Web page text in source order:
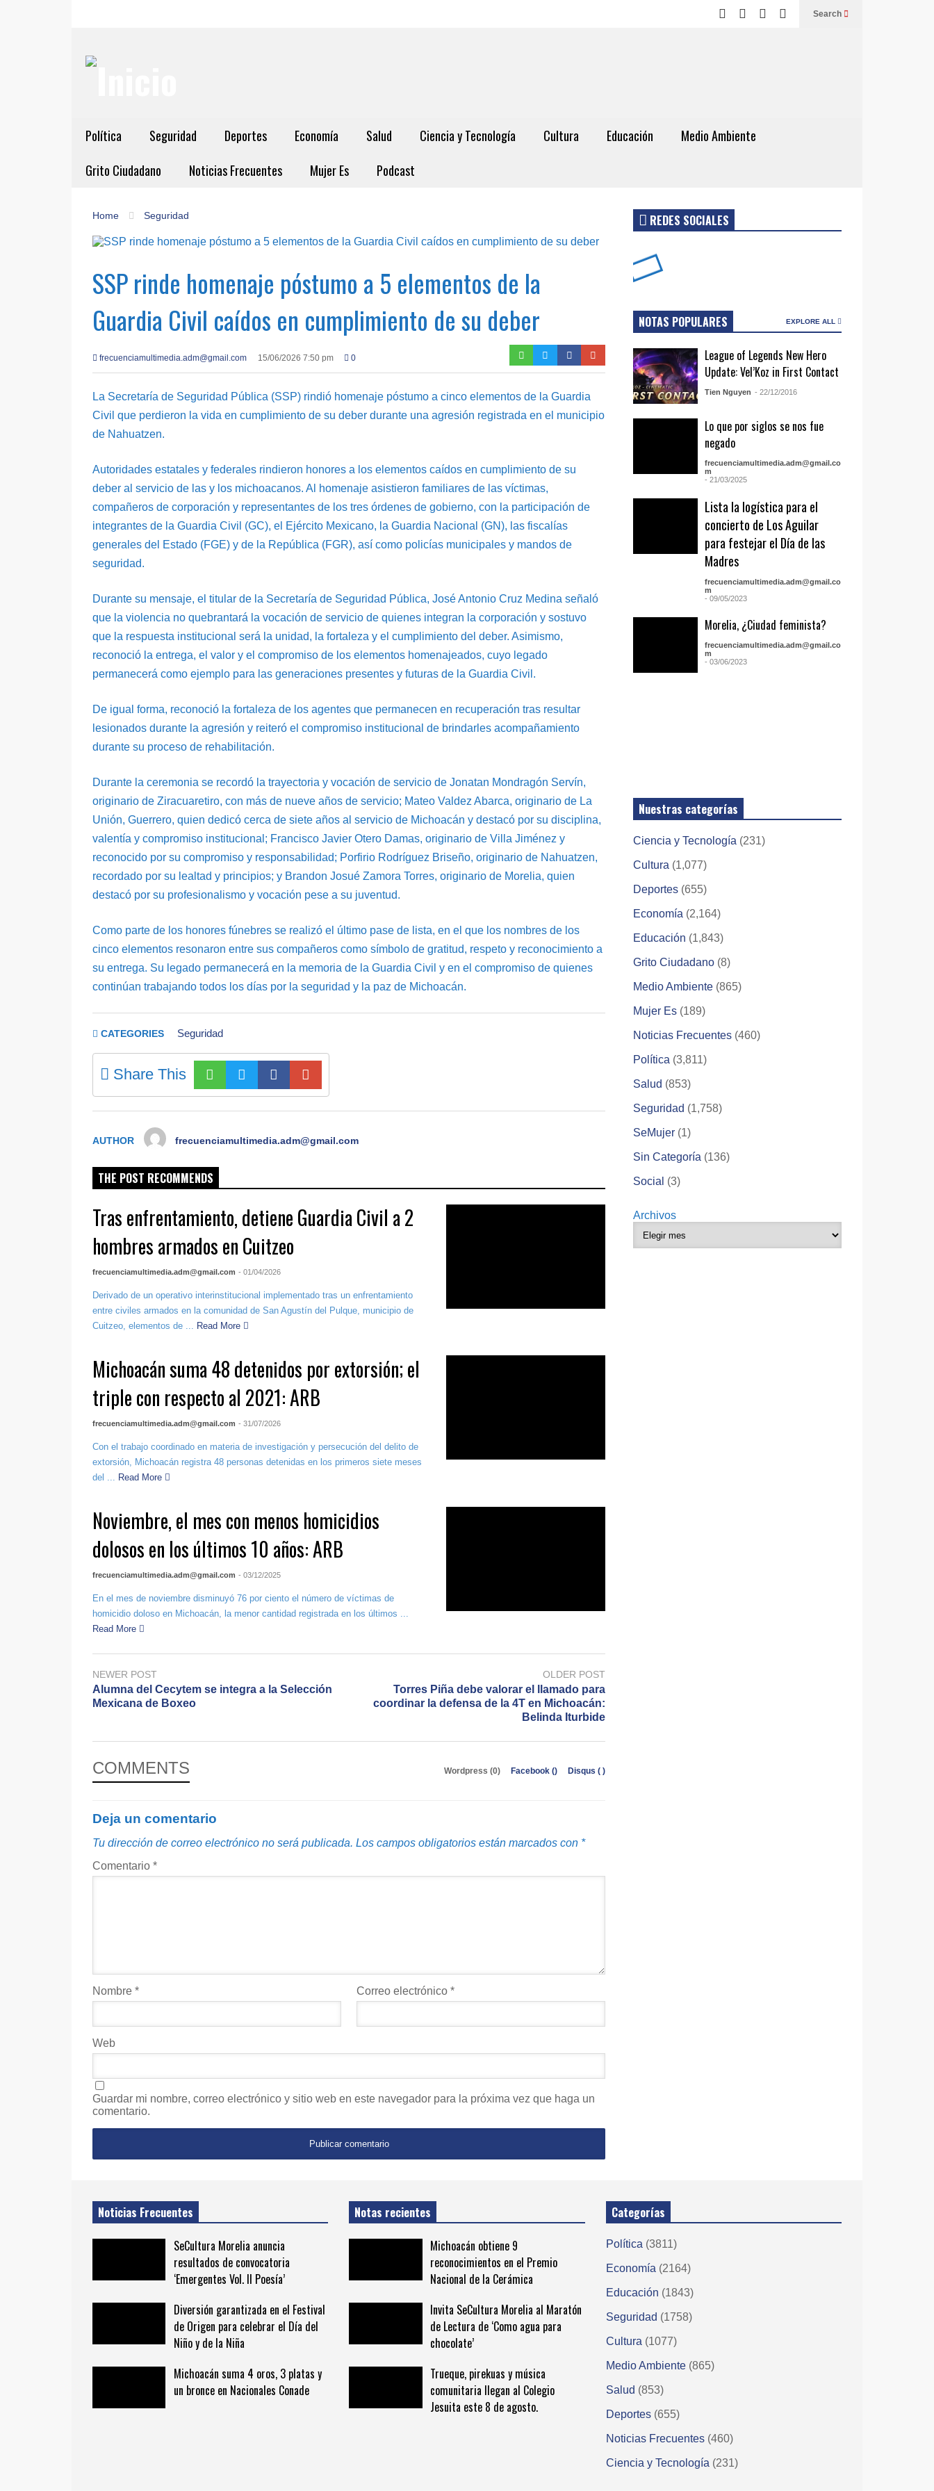
Search
Política Seguridad Deportes Economía Salud Ciencia y Tecnología Cultura Educación
Medio Ambiente
Grito Ciudadano
Noticias Frecuentes Mujer Es Podcast
Home Seguridad
SSP rinde homenaje póstumo a 5 elementos de la
Guardia Civil caídos en cumplimiento de su deber
frecuenciamultimedia.adm@gmail.com 15/06/2026 7:50 pm 0
La Secretaría de Seguridad Pública (SSP) rindió homenaje póstumo a cinco elementos de la Guardia
Civil que perdieron la vida en cumplimiento de su deber durante una agresión registrada en el municipio
de Nahuatzen.
Autoridades estatales y federales rindieron honores a los elementos caídos en cumplimiento de su
deber al servicio de las y los michoacanos. Al homenaje asistieron familiares de las víctimas,
compañeros de corporación y representantes de los tres órdenes de gobierno, con la participación de
integrantes de la Guardia Civil (GC), el Ejército Mexicano, la Guardia Nacional (GN), las fiscalías
generales del Estado (FGE) y de la República (FGR), así como policías municipales y mandos de
seguridad.
Durante su mensaje, el titular de la Secretaría de Seguridad Pública, José Antonio Cruz Medina señaló
que la violencia no quebrantará la vocación de servicio de quienes integran la corporación y sostuvo
que la respuesta institucional será la unidad, la fortaleza y el cumplimiento del deber. Asimismo,
reconoció la entrega, el valor y el compromiso de los elementos homenajeados, cuyo legado
permanecerá como ejemplo para las generaciones presentes y futuras de la Guardia Civil.
De igual forma, reconoció la fortaleza de los agentes que permanecen en recuperación tras resultar
lesionados durante la agresión y reiteró el compromiso institucional de brindarles acompañamiento
durante su proceso de rehabilitación.
Durante la ceremonia se recordó la trayectoria y vocación de servicio de Jonatan Mondragón Servín,
originario de Ziracuaretiro, con más de nueve años de servicio; Mateo Valdez Abarca, originario de La
Unión, Guerrero, quien dedicó cerca de siete años al servicio de Michoacán y destacó por su disciplina,
valentía y compromiso institucional; Francisco Javier Otero Damas, originario de Villa Jiménez y
reconocido por su compromiso y responsabilidad; Porfirio Rodríguez Briseño, originario de Nahuatzen,
recordado por su lealtad y principios; y Brandon Josué Zamora Torres, originario de Morelia, quien
destacó por su profesionalismo y vocación pese a su juventud.
Como parte de los honores fúnebres se realizó el último pase de lista, en el que los nombres de los
cinco elementos resonaron entre sus compañeros como símbolo de gratitud, respeto y reconocimiento a
su entrega. Su legado permanecerá en la memoria de la Guardia Civil y en el compromiso de quienes
continúan trabajando todos los días por la seguridad y la paz de Michoacán.
CATEGORIES Seguridad
Share This
AUTHOR frecuenciamultimedia.adm@gmail.com
THE POST RECOMMENDS
Tras enfrentamiento, detiene Guardia Civil a 2
hombres armados en Cuitzeo
frecuenciamultimedia.adm@gmail.com - 01/04/2026
Derivado de un operativo interinstitucional implementado tras un enfrentamiento
entre civiles armados en la comunidad de San Agustín del Pulque, municipio de
Cuitzeo, elementos de ...
Read More
Michoacán suma 48 detenidos por extorsión; el
triple con respecto al 2021: ARB
frecuenciamultimedia.adm@gmail.com - 31/07/2026
Con el trabajo coordinado en materia de investigación y persecución del delito de
extorsión, Michoacán registra 48 personas detenidas en los primeros siete meses
del ...
Read More
Noviembre, el mes con menos homicidios
dolosos en los últimos 10 años: ARB
frecuenciamultimedia.adm@gmail.com - 03/12/2025
En el mes de noviembre disminuyó 76 por ciento el número de víctimas de
homicidio doloso en Michoacán, la menor cantidad registrada en los últimos ...
Read More
NEWER POST
Alumna del Cecytem se integra a la Selección
Mexicana de Boxeo
OLDER POST
Torres Piña debe valorar el llamado para
coordinar la defensa de la 4T en Michoacán:
Belinda Iturbide
COMMENTS Wordpress (0) Facebook () Disqus ( )
Deja un comentario
Tu dirección de correo electrónico no será publicada. Los campos obligatorios están marcados con *
Comentario *
Nombre * Correo electrónico*
Web
Guardar mi nombre, correo electrónico y sitio web en este navegador para la próxima vez que haga un
comentario.
REDES SOCIALES
NOTAS POPULARES EXPLORE ALL
League of Legends New Hero
Update: Vel’Koz in First Contact
Tien Nguyen - 22/12/2016
Lo que por siglos se nos fue
negado
frecuenciamultimedia.adm@gmail.co
m
- 21/03/2025
Lista la logística para el
concierto de Los Aguilar
para festejar el Día de las
Madres
frecuenciamultimedia.adm@gmail.co
m
- 09/05/2023
Morelia, ¿Ciudad feminista?
frecuenciamultimedia.adm@gmail.co
m
- 03/06/2023
Nuestras categorías
Ciencia y Tecnología (231)
Cultura (1,077)
Deportes (655)
Economía (2,164)
Educación (1,843)
Grito Ciudadano (8)
Medio Ambiente (865)
Mujer Es (189)
Noticias Frecuentes (460)
Política (3,811)
Salud (853)
Seguridad (1,758)
SeMujer (1)
Sin Categoría (136)
Social (3)
Archivos
Noticias Frecuentes
SeCultura Morelia anuncia
resultados de convocatoria
‘Emergentes Vol. II Poesía’
Diversión garantizada en el Festival
de Origen para celebrar el Día del
Niño y de la Niña
Michoacán suma 4 oros, 3 platas y
un bronce en Nacionales Conade
Notas recientes
Michoacán obtiene 9
reconocimientos en el Premio
Nacional de la Cerámica
Invita SeCultura Morelia al Maratón
de Lectura de ‘Como agua para
chocolate’
Trueque, pirekuas y música
comunitaria llegan al Colegio
Jesuita este 8 de agosto.
Categorías
Política (3811)
Economía (2164)
Educación (1843)
Seguridad (1758)
Cultura (1077)
Medio Ambiente (865)
Salud (853)
Deportes (655)
Noticias Frecuentes (460)
Ciencia y Tecnología (231)